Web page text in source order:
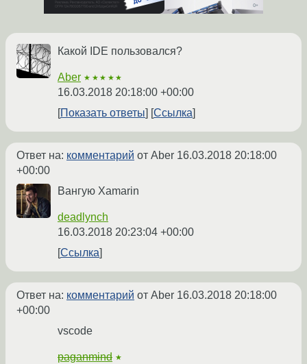
Какой IDE пользовался?
Aber ★★★★★
16.03.2018 20:18:00 +00:00
Показать ответы
Ссылка
Ответ на: комментарий от Aber 16.03.2018 20:18:00
+00:00
Вангую Xamarin
deadlynch
16.03.2018 20:23:04 +00:00
Ссылка
Ответ на: комментарий от Aber 16.03.2018 20:18:00
+00:00
vscode
paganmind ★